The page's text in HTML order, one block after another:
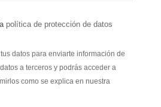
política de protección de datos
datos para enviarte información de
a terceros y podrás acceder a
como se explica en nuestra